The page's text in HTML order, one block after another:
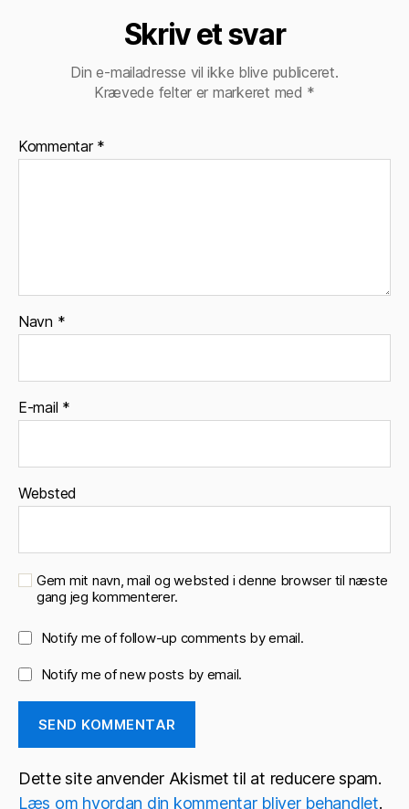
Skriv et svar
Din e-mailadresse vil ikke blive publiceret.
Krævede felter er markeret med *
Kommentar *
Navn *
E-mail *
Websted
Gem mit navn, mail og websted i denne browser til næste
gang jeg kommenterer.
Notify me of follow-up comments by email.
Notify me of new posts by email.
Dette site anvender Akismet til at reducere spam.
Læs om hvordan din kommentar bliver behandlet.